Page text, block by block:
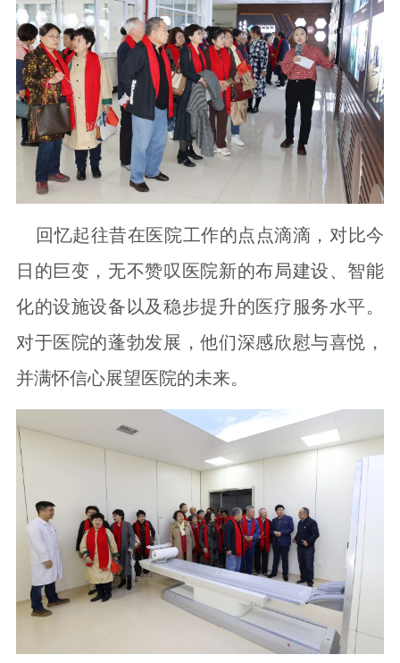
回忆起往昔在医院工作的点点滴滴，对比今
日的巨变，无不赞叹医院新的布局建设、智能
化的设施设备以及稳步提升的医疗服务水平。
对于医院的蓬勃发展，他们深感欣慰与喜悦，
并满怀信心展望医院的未来。